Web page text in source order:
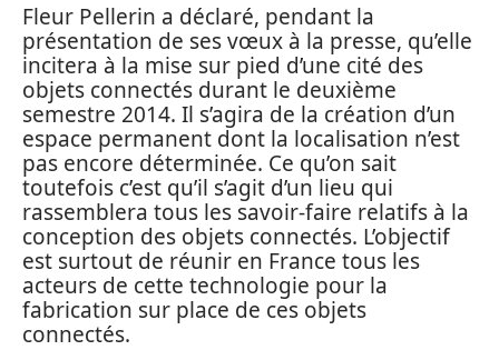
Fleur Pellerin a déclaré, pendant la
présentation de ses vœux à la presse, qu’elle
incitera à la mise sur pied d’une cité des
objets connectés durant le deuxième
semestre 2014. Il s’agira de la création d’un
espace permanent dont la localisation n’est
pas encore déterminée. Ce qu’on sait
toutefois c’est qu’il s’agit d’un lieu qui
rassemblera tous les savoir-faire relatifs à la
conception des objets connectés. L’objectif
est surtout de réunir en France tous les
acteurs de cette technologie pour la
fabrication sur place de ces objets
connectés.